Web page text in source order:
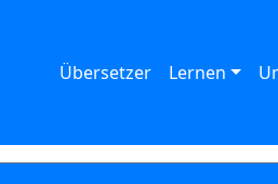
Übersetzer Lernen